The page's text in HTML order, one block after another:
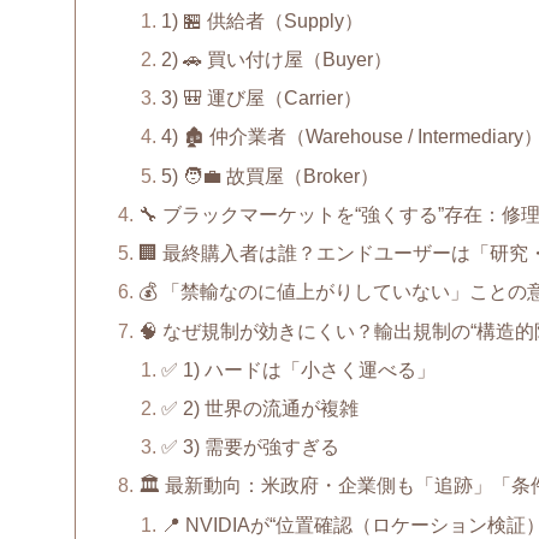
1) 🏪 供給者（Supply）
2) 🚗 買い付け屋（Buyer）
3) 🎒 運び屋（Carrier）
4) 🏚️ 仲介業者（Warehouse / Intermediary
5) 🧑‍💼 故買屋（Broker）
🔧 ブラックマーケットを“強くする”存在：修
🏢 最終購入者は誰？エンドユーザーは「研究
💰 「禁輸なのに値上がりしていない」ことの
🧠 なぜ規制が効きにくい？輸出規制の“構造的
✅ 1) ハードは「小さく運べる」
✅ 2) 世界の流通が複雑
✅ 3) 需要が強すぎる
🏛️ 最新動向：米政府・企業側も「追跡」「条
📍 NVIDIAが“位置確認（ロケーション検証